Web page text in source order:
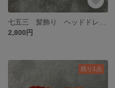
2,800円
残り1点